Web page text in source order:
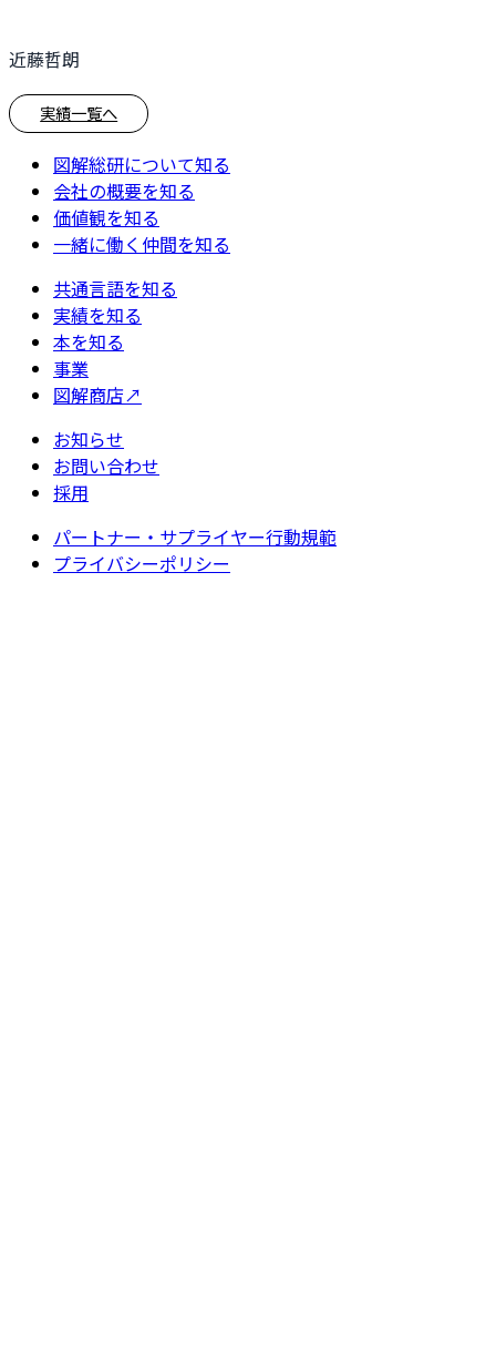
近藤哲朗
実績一覧へ
図解総研について知る
会社の概要を知る
価値観を知る
一緒に働く仲間を知る
共通言語を知る
実績を知る
本を知る
事業
図解商店↗
お知らせ
お問い合わせ
採用
パートナー・サプライヤー行動規範
プライバシーポリシー